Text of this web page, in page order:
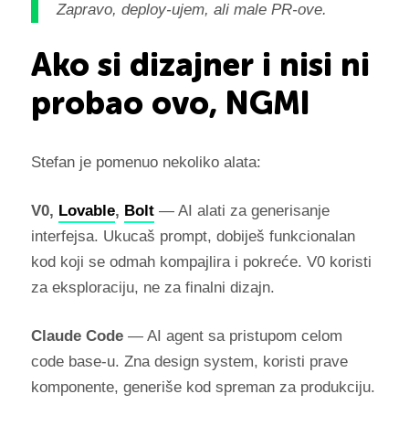
Zapravo, deploy-ujem, ali male PR-ove.
Ako si dizajner i nisi ni
probao ovo, NGMI
Stefan je pomenuo nekoliko alata:
V0, Lovable, Bolt— AI alati za generisanje
interfejsa. Ukucaš prompt, dobiješ funkcionalan
kod koji se odmah kompajlira i pokreće. V0 koristi
za eksploraciju, ne za finalni dizajn.
Claude Code— AI agent sa pristupom celom
code base-u. Zna design system, koristi prave
komponente, generiše kod spreman za produkciju.